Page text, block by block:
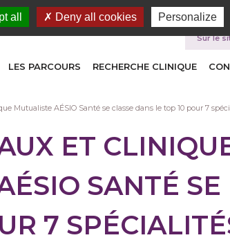
LES PARCOURS RECHERCHE CLINIQUE
Je
Mutualiste AÉSIO Santé se classe dans le top 10 pour 7
ET
SANTÉ SE
7
all Deny all cookies Personalize